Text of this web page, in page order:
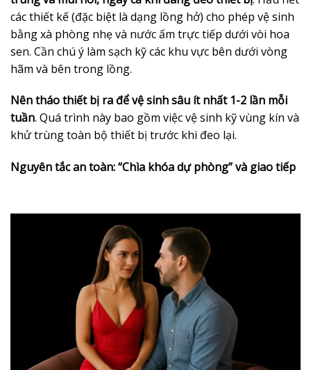
các thiết kế (đặc biệt là dạng lồng hở) cho phép vệ sinh
bằng xà phòng nhẹ và nước ấm trực tiếp dưới vòi hoa
sen. Cần chú ý làm sạch kỹ các khu vực bên dưới vòng
hãm và bên trong lồng.
Nên tháo thiết bị ra để vệ sinh sâu ít nhất 1-2 lần mỗi
tuần. Quá trình này bao gồm việc vệ sinh kỹ vùng kín và
khử trùng toàn bộ thiết bị trước khi đeo lại.
Nguyên tắc an toàn: “Chìa khóa dự phòng” và giao tiếp